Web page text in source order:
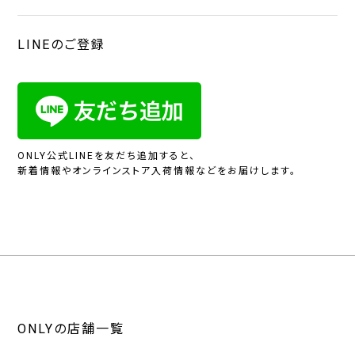
LINEのご登録
ONLY公式LINEを友だち追加すると、
新着情報やオンラインストア入荷情報などをお届けします。
ONLYの店舗一覧